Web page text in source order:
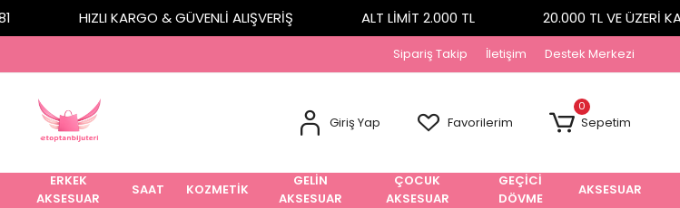
HIZLI KARGO & GÜVENLİ ALIŞVERİŞ ALT LİMİT 2.000 TL 20.000 TL VE ÜZERİ
Sipariş Takip İletişim Destek Merkezi
Giriş Yap Favorilerim
0
Sepetim
ERKEK
AKSESUAR
SAAT KOZMETİK
GELİN
AKSESUAR
ÇOCUK
AKSESUAR
GEÇİCİ
DÖVME
AKSESUAR